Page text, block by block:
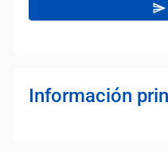
Información